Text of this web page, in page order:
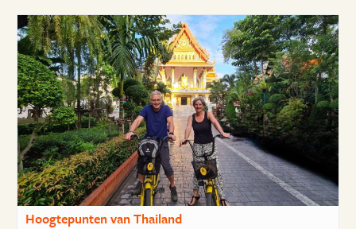
Hoogtepunten van Thailand